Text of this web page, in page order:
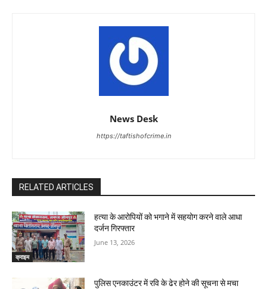
News Desk
https://taftishofcrime.in
RELATED ARTICLES
क्राइम
हत्या के आरोपियों को भगाने में सहयोग करने वाले आधा
दर्जन गिरफ्तार
June 13, 2026
पुलिस एनकाउंटर में रवि के ढेर होने की सूचना से मचा